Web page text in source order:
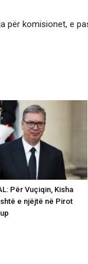
për komisionet, e
Për Vuçiqin, Kisha
e njëjtë në Pirot